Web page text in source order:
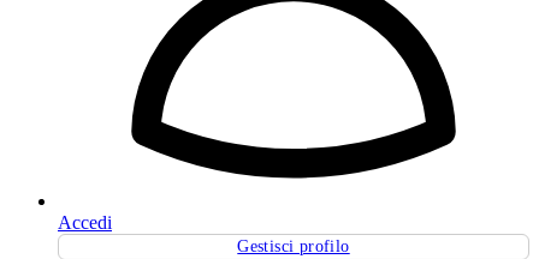
Accedi
Gestisci profilo